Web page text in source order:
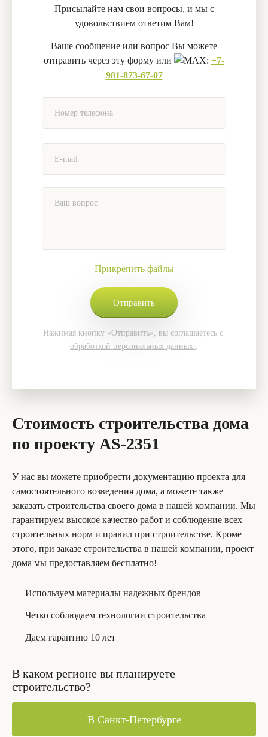
Присылайте нам свои вопросы, и мы с
удовольствием ответим Вам!
Ваше сообщение или вопрос Вы можете
отправить через эту форму или
: +7-
981-873-67-07
Прикрепить файлы
Нажимая кнопку «Отправить», вы соглашаетесь с
обработкой персональных данных .
Стоимость строительства дома
по проекту AS-2351
У нас вы можете приобрести документацию проекта для
самостоятельного возведения дома, а можете также
заказать строительства своего дома в нашей компании. Мы
гарантируем высокое качество работ и соблюдение всех
строительных норм и правил при строительстве. Кроме
этого, при заказе строительства в нашей компании, проект
дома мы предоставляем бесплатно!
Используем материалы надежных брендов
Четко соблюдаем технологии строительства
Даем гарантию 10 лет
В каком регионе вы планируете
строительство?
В Санкт-Петербурге